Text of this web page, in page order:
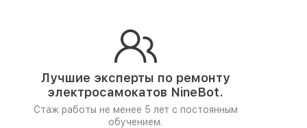
Лучшие эксперты по ремонту
электросамокатов NineBot.
Стаж работы не менее 5 лет с постоянным
обучением.